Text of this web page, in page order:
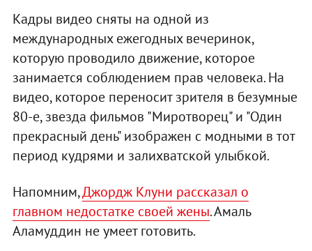
Кадры видео сняты на одной из
международных ежегодных вечеринок,
которую проводило движение, которое
занимается соблюдением прав человека. На
видео, которое переносит зрителя в безумные
80-е, звезда фильмов "Миротворец" и "Один
прекрасный день" изображен с модными в тот
период кудрями и залихватской улыбкой.
Напомним,Джордж Клуни рассказал о
главном недостатке своей жены. Амаль
Аламуддин не умеет готовить.